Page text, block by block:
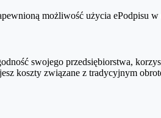
możliwość użycia ePodpisu
swojego przedsiębiorstwa,
koszty związane z tradycyjnym